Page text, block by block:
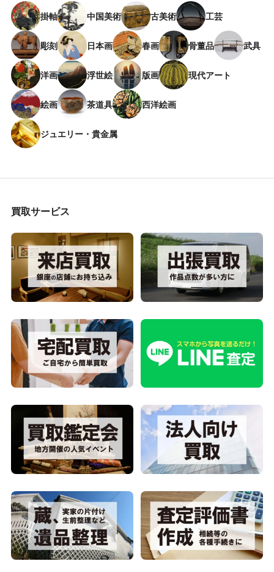
掛軸 中国美術 古美術 工芸
彫刻 日本画 春画 骨董品 武具
洋画 浮世絵 版画 現代アート
絵画 茶道具 西洋絵画
ジュエリー・貴金属
買取サービス